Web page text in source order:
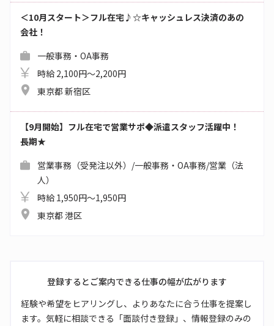
＜10月スタート＞フル在宅♪☆キャッシュレス決済のあの
会社！
一般事務・OA事務
時給 2,100円～2,200円
東京都 新宿区
【9月開始】フル在宅で営業サポ◆派遣スタッフ活躍中！
長期★
営業事務（受発注以外）/一般事務・OA事務/営業（法
人）
時給 1,950円～1,950円
東京都 港区
登録するとご案内できる仕事の幅が広がります
経験や希望をヒアリングし、よりあなたに合う仕事を提案し
ます。気軽に相談できる「面談付き登録」、情報登録のみの